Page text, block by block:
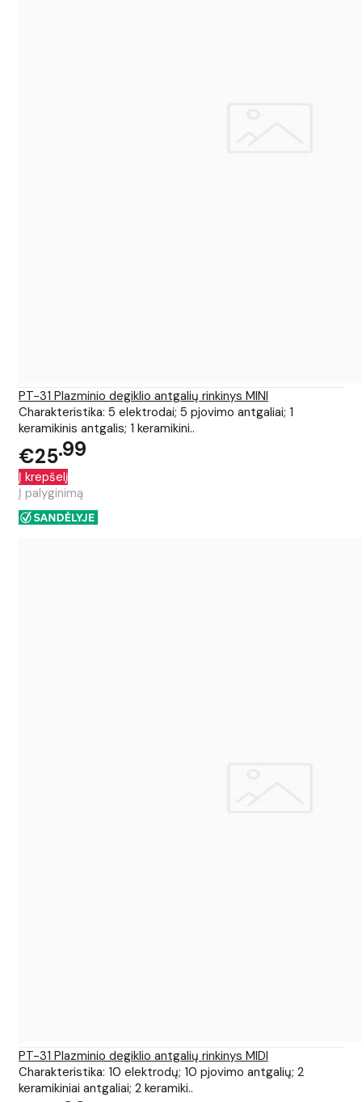
PT-31 Plazminio degiklio antgalių rinkinys MINI
Charakteristika: 5 elektrodai; 5 pjovimo antgaliai; 1
keramikinis antgalis; 1 keramikini..
€2599
Į krepšelį
Į palyginimą
PT-31 Plazminio degiklio antgalių rinkinys MIDI
Charakteristika: 10 elektrodų; 10 pjovimo antgalių; 2
keramikiniai antgaliai; 2 keramiki..